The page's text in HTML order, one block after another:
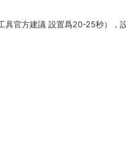
具官方建議 設置爲20-25秒），